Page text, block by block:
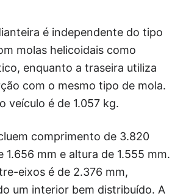
é independente do tipo
molas helicoidais como
enquanto a traseira utiliza
com o mesmo tipo de mola.
veículo é de 1.057 kg.
comprimento de 3.820
1.656 mm e altura de 1.555 mm.
eixos é de 2.376 mm,
um interior bem distribuído. A